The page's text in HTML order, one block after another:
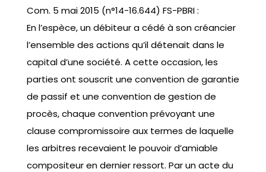
Com. 5 mai 2015 (n°14-16.644) FS-PBRI :
En l’espèce, un débiteur a cédé à son créancier
l’ensemble des actions qu’il détenait dans le
capital d’une société. A cette occasion, les
parties ont souscrit une convention de garantie
de passif et une convention de gestion de
procès, chaque convention prévoyant une
clause compromissoire aux termes de laquelle
les arbitres recevaient le pouvoir d’amiable
compositeur en dernier ressort. Par un acte du